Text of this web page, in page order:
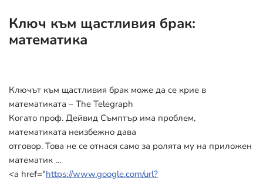
Ключ към щастливия брак:
математика
Ключът към щастливия брак може да се крие в
математиката – The Telegraph
Когато проф. Дейвид Съмптър има проблем,
математиката неизбежно дава
отговор. Това не се отнася само за ролята му на приложен
математик …
<a href="https://www.google.com/url?